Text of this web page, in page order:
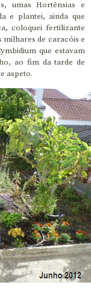
umas Hortênsias e
e plantei, ainda que
coloquei fertilizante
milhares de caracóis e
que estavam
ao fim da tarde de
aspeto.